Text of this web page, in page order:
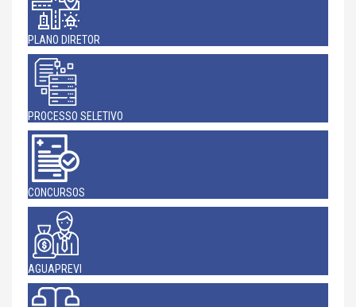
PLANO DIRETOR
PROCESSO SELETIVO
CONCURSOS
AGUAPREVI